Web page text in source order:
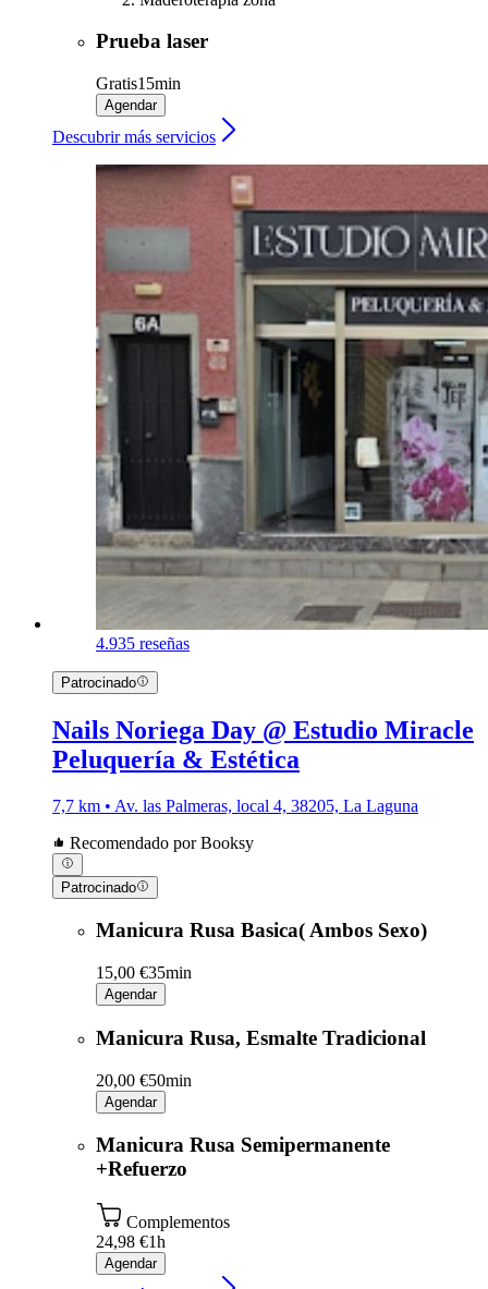
Prueba laser
Gratis15min
Agendar
Descubrir más servicios
4.935 reseñas
Patrocinado
Nails Noriega Day @ Estudio Miracle
Peluquería & Estética
7,7 km • Av. las Palmeras, local 4, 38205, La Laguna
Recomendado por Booksy
Patrocinado
Manicura Rusa Basica( Ambos Sexo)
15,00 €35min
Agendar
Manicura Rusa, Esmalte Tradicional
20,00 €50min
Agendar
Manicura Rusa Semipermanente
+Refuerzo
Complementos
24,98 €1h
Agendar